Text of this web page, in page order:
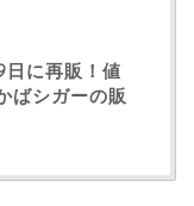
日に再販！値
ばシガーの販